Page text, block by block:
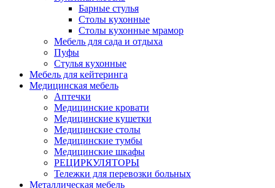
Барные стулья
Столы кухонные
Столы кухонные мрамор
Мебель для сада и отдыха
Пуфы
Стулья кухонные
Мебель для кейтеринга
Медицинская мебель
Аптечки
Медицинские кровати
Медицинские кушетки
Медицинские столы
Медицинские тумбы
Медицинские шкафы
РЕЦИРКУЛЯТОРЫ
Тележки для перевозки больных
Металлическая мебель